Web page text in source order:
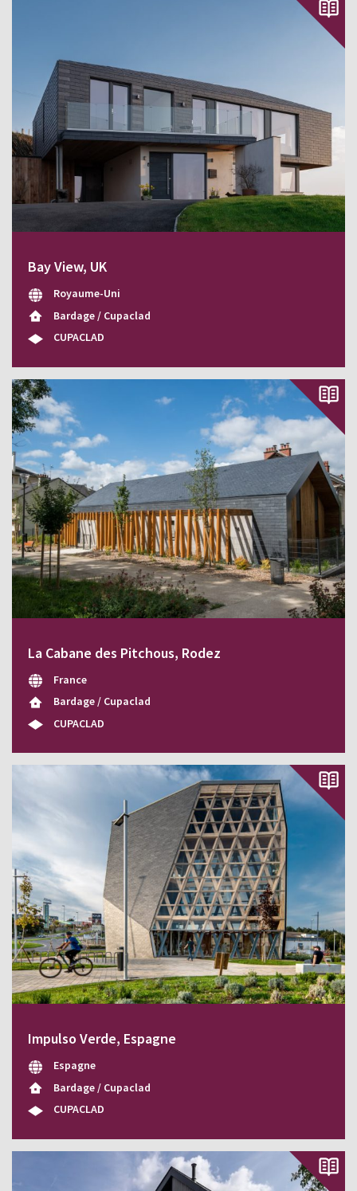
Bay View, UK
Royaume-Uni
Bardage / Cupaclad
CUPACLAD
La Cabane des Pitchous, Rodez
France
Bardage / Cupaclad
CUPACLAD
Impulso Verde, Espagne
Espagne
Bardage / Cupaclad
CUPACLAD